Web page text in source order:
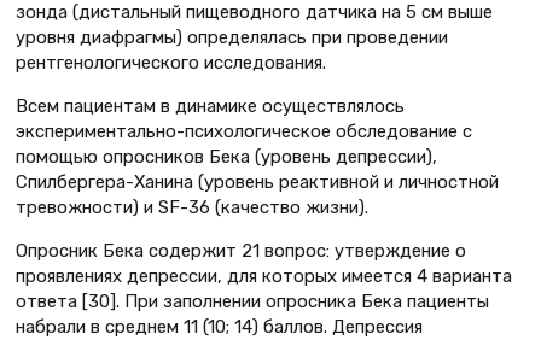
зонда (дистальный пищеводного датчика на 5 см выше
уровня диафрагмы) определялась при проведении
рентгенологического исследования.
Всем пациентам в динамике осуществлялось
экспериментально-психологическое обследование с
помощью опросников Бека (уровень депрессии),
Спилбергера-Ханина (уровень реактивной и личностной
тревожности) и SF-36 (качество жизни).
Опросник Бека содержит 21 вопрос: утверждение о
проявлениях депрессии, для которых имеется 4 варианта
ответа [30]. При заполнении опросника Бека пациенты
набрали в среднем 11 (10; 14) баллов. Депрессия